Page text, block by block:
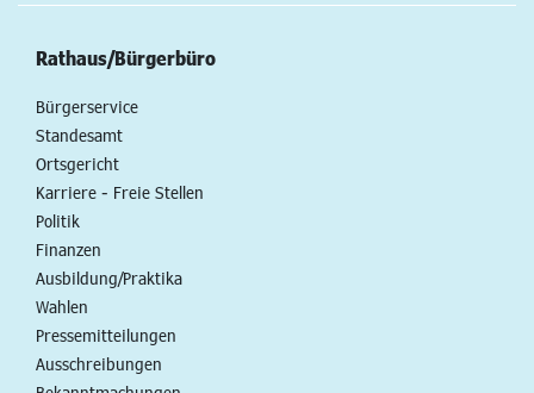
Rathaus/Bürgerbüro
Bürgerservice
Standesamt
Ortsgericht
Karriere - Freie Stellen
Politik
Finanzen
Ausbildung/Praktika
Wahlen
Pressemitteilungen
Ausschreibungen